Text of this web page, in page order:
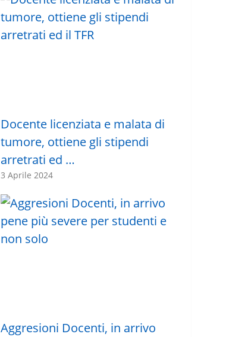
Docente licenziata e malata di
tumore, ottiene gli stipendi
arretrati ed …
3 Aprile 2024
Aggresioni Docenti, in arrivo